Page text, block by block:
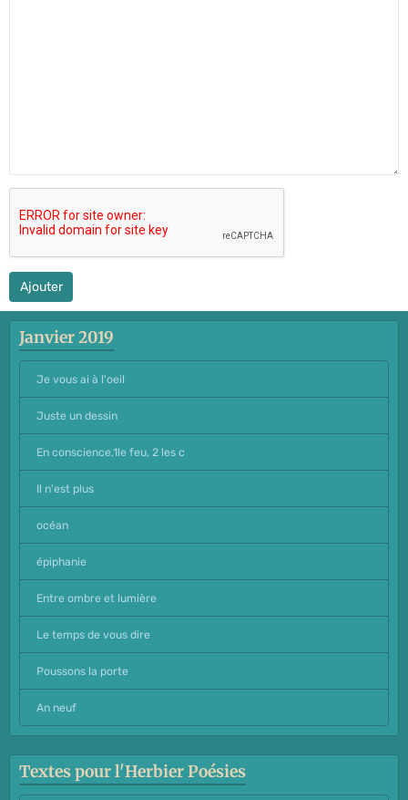
Ajouter
Janvier 2019
Je vous ai à l'oeil
Juste un dessin
En conscience,1le feu, 2 les c
Il n'est plus
océan
épiphanie
Entre ombre et lumière
Le temps de vous dire
Poussons la porte
An neuf
Textes pour l'Herbier Poésies